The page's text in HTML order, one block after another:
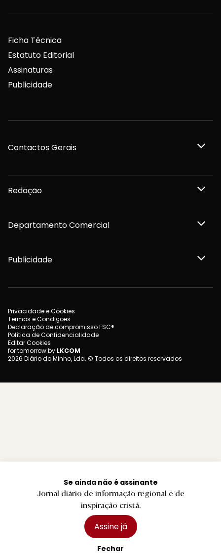
Se ainda não é assinante
Jornal diário de informação regional e de
inspiração cristã.
Assine já
Fechar
Ficha Técnica
Estatuto Editorial
Assinaturas
Publicidade
Contactos Gerais
Redação
Departamento Comercial
Publicidade
Privacidade e Cookies
Termos e Condições
Declaração de compromisso FSC®
Política de Confidencialidade
Editar Cookies
for tomorrow by LKCOM
2026 Diário do Minho, Lda. © Todos os direitos reservados